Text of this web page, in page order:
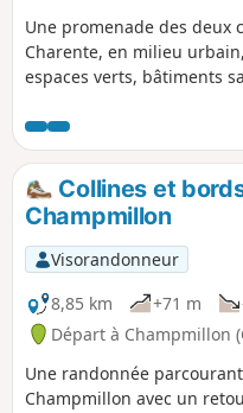
Une promenade des deux
Charente, en milieu
espaces verts, bâtiments
finira par une belle arrivée
Sud sur 1km.
Collines et
Champmillon
Visorandonneur
8,85 km
+71 m
Départ à Champmillon
Une randonnée
Champmillon avec un